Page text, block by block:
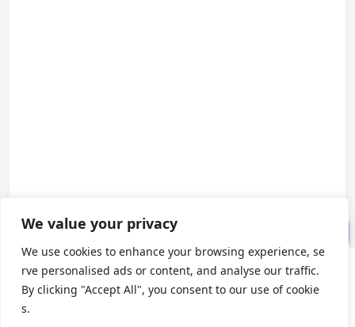
We value your privacy
We use cookies to enhance your browsing experience, se
rve personalised ads or content, and analyse our traffic.
By clicking "Accept All", you consent to our use of cookie
s.
结论
About us